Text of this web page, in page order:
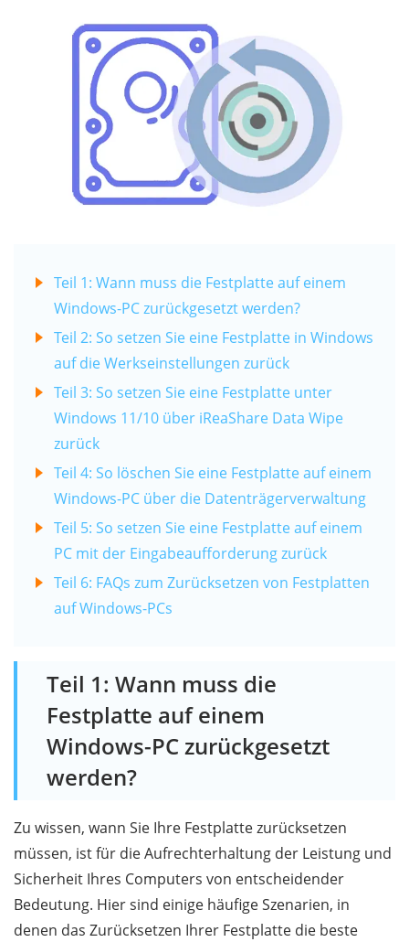
Teil 1: Wann muss die Festplatte auf einem
Windows-PC zurückgesetzt werden?
Teil 2: So setzen Sie eine Festplatte in Windows
auf die Werkseinstellungen zurück
Teil 3: So setzen Sie eine Festplatte unter
Windows 11/10 über iReaShare Data Wipe
zurück
Teil 4: So löschen Sie eine Festplatte auf einem
Windows-PC über die Datenträgerverwaltung
Teil 5: So setzen Sie eine Festplatte auf einem
PC mit der Eingabeaufforderung zurück
Teil 6: FAQs zum Zurücksetzen von Festplatten
auf Windows-PCs
Teil 1: Wann muss die
Festplatte auf einem
Windows-PC zurückgesetzt
werden?
Zu wissen, wann Sie Ihre Festplatte zurücksetzen
müssen, ist für die Aufrechterhaltung der Leistung und
Sicherheit Ihres Computers von entscheidender
Bedeutung. Hier sind einige häufige Szenarien, in
denen das Zurücksetzen Ihrer Festplatte die beste